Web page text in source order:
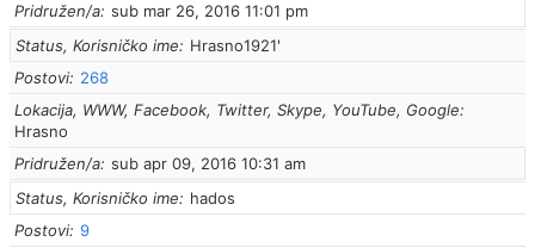
Pridružen/a sub mar 26, 2016 11:01 pm
Status, Korisničko ime
Hrasno1921'
Postovi
268
Lokacija, WWW, Facebook, Twitter, Skype, YouTube, Google
Hrasno
Pridružen/a sub apr 09, 2016 10:31 am
Status, Korisničko ime
hados
Postovi 9